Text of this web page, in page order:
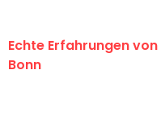
Echte Erfahrungen
Bonn